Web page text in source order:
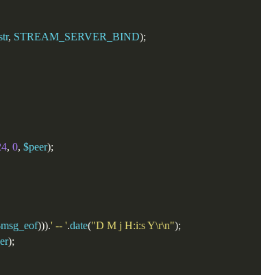
, STREAM_SERVER_BIND);
, 0, $peer);
))).' -- '.date("D M j H:i:s Y\r\n");
);